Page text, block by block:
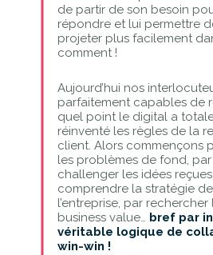
de partir de son besoin
répondre et lui permettre
projeter plus facilement
comment !
Aujourd’hui nos
parfaitement capables de
quel point le digital a
réinventé les règles de la
client. Alors commençons
les problèmes de fond, par
challenger les idées
comprendre la stratégie de
l’entreprise, par rechercher
business value… bref par
véritable logique de
win-win !